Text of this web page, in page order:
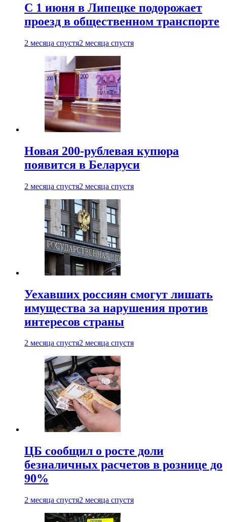
С 1 июня в Липецке подорожает
проезд в общественном транспорте
2 месяца спустя2 месяца спустя
Новая 200-рублевая купюра
появится в Беларуси
2 месяца спустя2 месяца спустя
Уехавших россиян смогут лишать
имущества за нарушения против
интересов страны
2 месяца спустя2 месяца спустя
ЦБ сообщил о росте доли
безналичных расчетов в рознице до
90%
2 месяца спустя2 месяца спустя